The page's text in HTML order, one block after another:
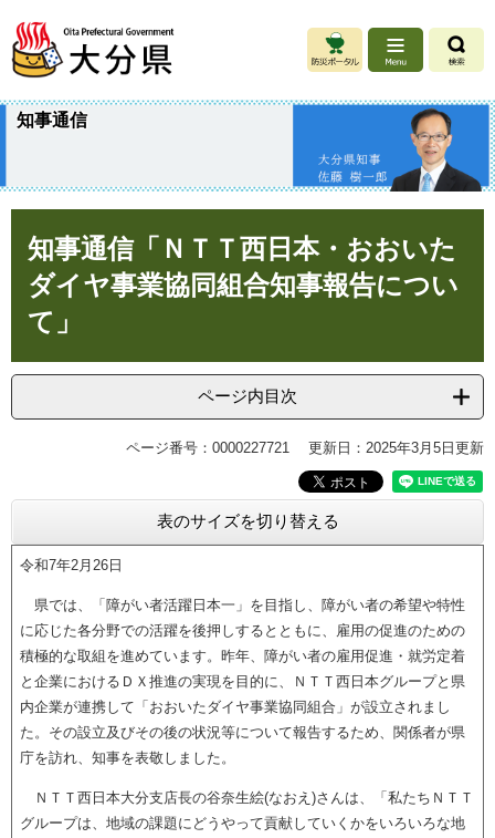
ジ
先
。
ュ
を
て
知事通信
知事通信「ＮＴＴ西日本・おおいた
ダイヤ事業協同組合知事報告につい
て」
ページ内目次
ページ番号：0000227721 更新日：2025年3月5日更新
表のサイズを切り替える
令和7年2月26日
県では、「障がい者活躍日本一」を目指し、障がい者の希望や特性
に応じた各分野での活躍を後押しするとともに、雇用の促進のための
積極的な取組を進めています。昨年、障がい者の雇用促進・就労定着
と企業におけるＤＸ推進の実現を目的に、ＮＴＴ西日本グループと県
内企業が連携して「おおいたダイヤ事業協同組合」が設立されまし
た。その設立及びその後の状況等について報告するため、関係者が県
庁を訪れ、知事を表敬しました。
ＮＴＴ西日本大分支店長の谷奈生絵(なおえ)さんは、「私たちＮＴＴ
グループは、地域の課題にどうやって貢献していくかをいろいろな地